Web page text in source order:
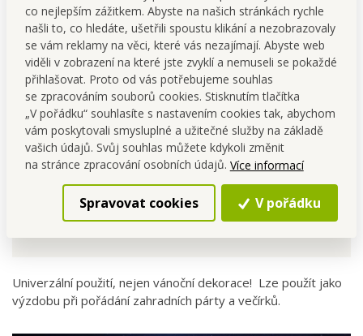
co nejlepším zážitkem. Abyste na našich stránkách rychle
našli to, co hledáte, ušetřili spoustu klikání a nezobrazovaly
se vám reklamy na věci, které vás nezajímají. Abyste web
viděli v zobrazení na které jste zvyklí a nemuseli se pokaždé
přihlašovat. Proto od vás potřebujeme souhlas
se zpracováním souborů cookies. Stisknutím tlačítka
„V pořádku“ souhlasíte s nastavením cookies tak, abychom
vám poskytovali smysluplné a užitečné služby na základě
vašich údajů. Svůj souhlas můžete kdykoli změnit
na stránce zpracování osobních údajů. Více informací
Spravovat cookies V pořádku
Ano, díky krytí IP44 je vhodný pro venkovní použití.
Jak funguje funkce memory?
Zapamatuje si poslední nastavený režim svícení, takže při
dalším zapnutí nemusíte znovu vybírat.
Jak silně LED svítí?
Diody svítí jasně a přitom úsporně, s příjemným teplým
bílým odstínem.
“Vhodnýpro VENKOVNÍ iVNITŘNÍ
použití....”
Univerzální použití, nejen vánoční dekorace! Lze použít jako
výzdobu při pořádání zahradních párty a večírků.